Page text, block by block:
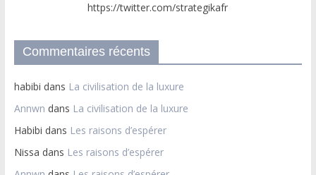
https://twitter.com/strategikafr
Commentaires récents
habibi dans La civilisation de la luxure
Annwn dans La civilisation de la luxure
Habibi dans Les raisons d’espérer
Nissa dans Les raisons d’espérer